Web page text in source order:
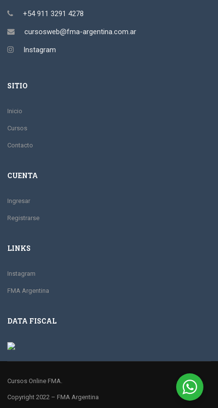
+54 911 3291 4278
cursosweb@fma-argentina.com.ar
Instagram
SITIO
Inicio
Cursos
Contacto
CUENTA
Ingresar
Registrarse
LINKS
Instagram
FMA Argentina
DATA FISCAL
Cursos Online FMA.
Copyright 2022 – FMA Argentina